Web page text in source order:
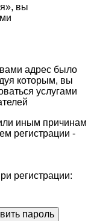
вы
адрес было
которым, вы
услугами
иным причинам
регистрации -
регистрации: